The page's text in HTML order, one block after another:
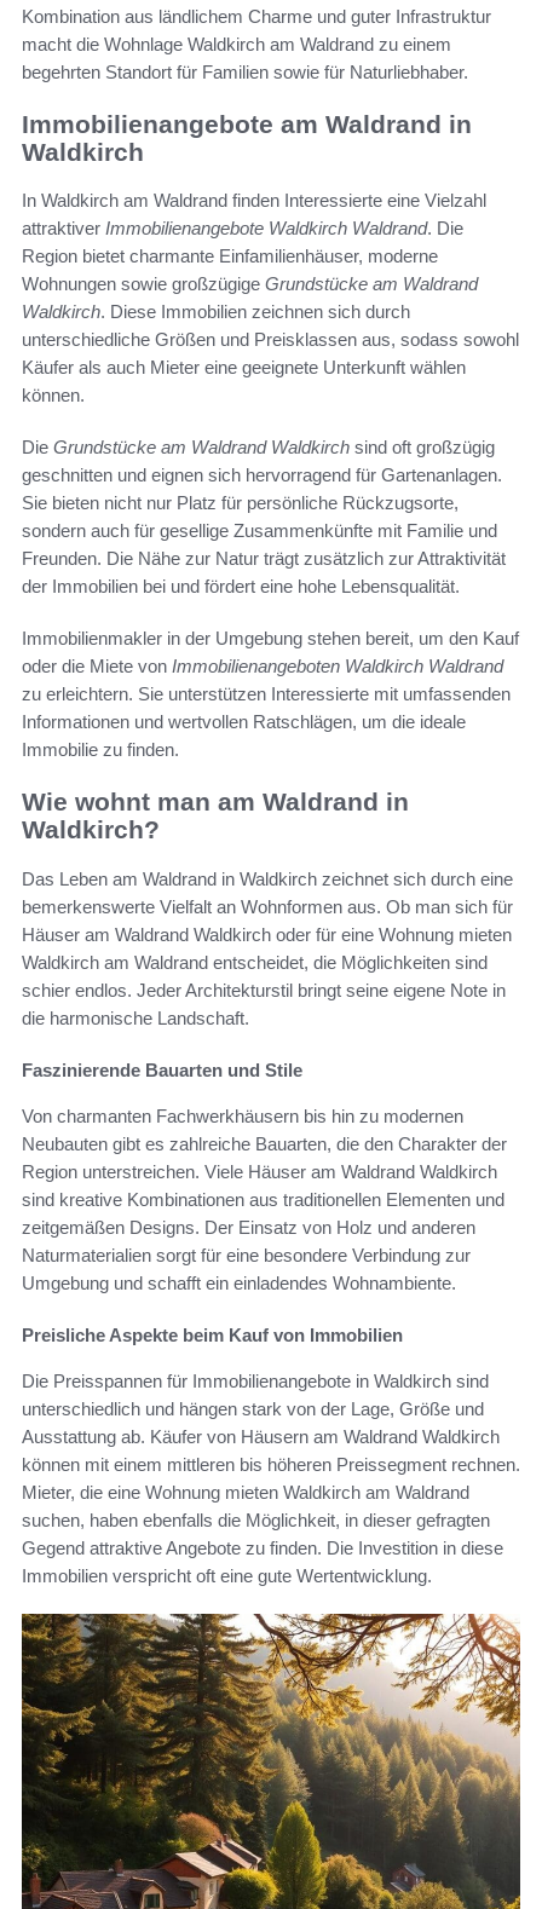
Kombination aus ländlichem Charme und guter Infrastruktur
macht die Wohnlage Waldkirch am Waldrand zu einem
begehrten Standort für Familien sowie für Naturliebhaber.
Immobilienangebote am Waldrand in
Waldkirch
In Waldkirch am Waldrand finden Interessierte eine Vielzahl
attraktiver Immobilienangebote Waldkirch Waldrand. Die
Region bietet charmante Einfamilienhäuser, moderne
Wohnungen sowie großzügige Grundstücke am Waldrand
Waldkirch. Diese Immobilien zeichnen sich durch
unterschiedliche Größen und Preisklassen aus, sodass sowohl
Käufer als auch Mieter eine geeignete Unterkunft wählen
können.
Die Grundstücke am Waldrand Waldkirch sind oft großzügig
geschnitten und eignen sich hervorragend für Gartenanlagen.
Sie bieten nicht nur Platz für persönliche Rückzugsorte,
sondern auch für gesellige Zusammenkünfte mit Familie und
Freunden. Die Nähe zur Natur trägt zusätzlich zur Attraktivität
der Immobilien bei und fördert eine hohe Lebensqualität.
Immobilienmakler in der Umgebung stehen bereit, um den Kauf
oder die Miete von Immobilienangeboten Waldkirch Waldrand
zu erleichtern. Sie unterstützen Interessierte mit umfassenden
Informationen und wertvollen Ratschlägen, um die ideale
Immobilie zu finden.
Wie wohnt man am Waldrand in
Waldkirch?
Das Leben am Waldrand in Waldkirch zeichnet sich durch eine
bemerkenswerte Vielfalt an Wohnformen aus. Ob man sich für
Häuser am Waldrand Waldkirch oder für eine Wohnung mieten
Waldkirch am Waldrand entscheidet, die Möglichkeiten sind
schier endlos. Jeder Architekturstil bringt seine eigene Note in
die harmonische Landschaft.
Faszinierende Bauarten und Stile
Von charmanten Fachwerkhäusern bis hin zu modernen
Neubauten gibt es zahlreiche Bauarten, die den Charakter der
Region unterstreichen. Viele Häuser am Waldrand Waldkirch
sind kreative Kombinationen aus traditionellen Elementen und
zeitgemäßen Designs. Der Einsatz von Holz und anderen
Naturmaterialien sorgt für eine besondere Verbindung zur
Umgebung und schafft ein einladendes Wohnambiente.
Preisliche Aspekte beim Kauf von Immobilien
Die Preisspannen für Immobilienangebote in Waldkirch sind
unterschiedlich und hängen stark von der Lage, Größe und
Ausstattung ab. Käufer von Häusern am Waldrand Waldkirch
können mit einem mittleren bis höheren Preissegment rechnen.
Mieter, die eine Wohnung mieten Waldkirch am Waldrand
suchen, haben ebenfalls die Möglichkeit, in dieser gefragten
Gegend attraktive Angebote zu finden. Die Investition in diese
Immobilien verspricht oft eine gute Wertentwicklung.